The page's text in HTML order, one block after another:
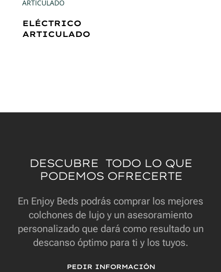
ELÉCTRICO
ARTICULADO
DESCUBRE TODO LO QUE
PODEMOS OFRECERTE
En Enjoy Beds podrás comprar los mejores
colchones de lujo y un asesoramiento
personalizado que dará como resultado un
descanso óptimo para ti y los tuyos.
PEDIR INFORMACIÓN